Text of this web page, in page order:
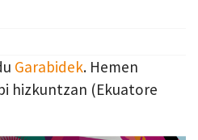
Garabidek. Hemen
hizkuntzan (Ekuatore